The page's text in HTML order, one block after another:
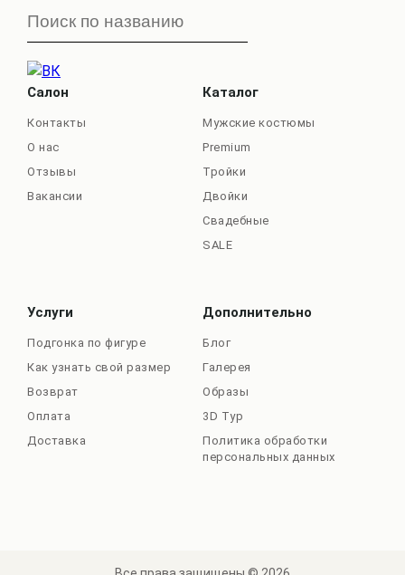
Салон
Контакты
О нас
Отзывы
Вакансии
Каталог
Мужские костюмы
Premium
Тройки
Двойки
Свадебные
SALE
Услуги
Подгонка по фигуре
Как узнать свой размер
Возврат
Оплата
Доставка
Дополнительно
Блог
Галерея
Образы
3D Тур
Политика обработки
персональных данных